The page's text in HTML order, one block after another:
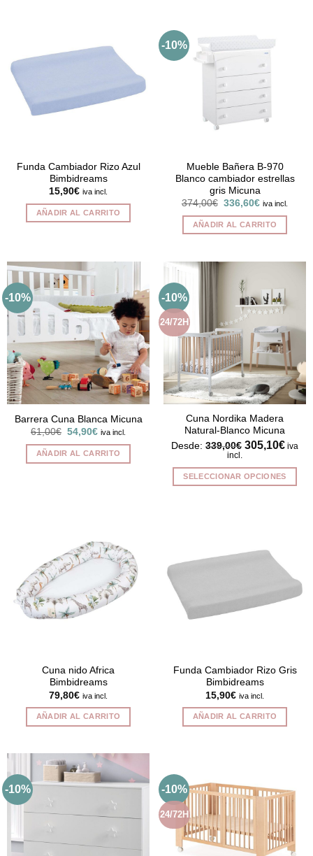
Funda Cambiador Rizo Azul
Bimbidreams
15,90€ iva incl.
AÑADIR AL CARRITO
-10%
Mueble Bañera B-970
Blanco cambiador estrellas
gris Micuna
374,00€ El
original
era:
336,60€El
actual
es:
iva incl.
AÑADIR AL CARRITO
-10%
Barrera Cuna Blanca Micuna
61,00€ El
original
era:
54,90€El
actual
es:
iva incl.
AÑADIR AL CARRITO
-10%
24/72H
Cuna Nordika Madera
Natural-Blanco Micuna
Desde: 339,00€ 305,10€ iva
incl.
SELECCIONAR OPCIONES
variantes.
pueden
página
de
producto
Cuna nido Africa
Bimbidreams
79,80€ iva incl.
AÑADIR AL CARRITO
Funda Cambiador Rizo Gris
Bimbidreams
15,90€ iva incl.
AÑADIR AL CARRITO
-10% -10%
24/72H